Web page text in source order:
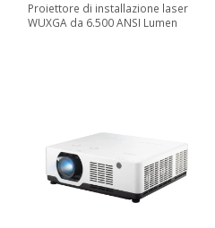
Proiettore di installazione laser
WUXGA da 6.500 ANSI Lumen